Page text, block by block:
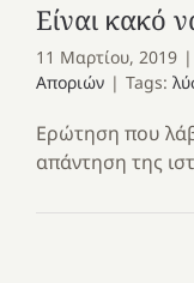
Είναι κακό
11 Μαρτίου, 2019 |
Αποριών | Tags:
Ερώτηση που
απάντηση της